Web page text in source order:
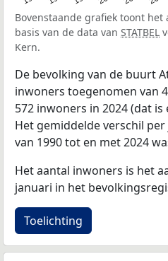
Bovenstaande grafiek toont
basis van de data van STATBEL
Kern.
De bevolking van de buurt
inwoners toegenomen van
572 inwoners in 2024 (dat is
Het gemiddelde verschil
van 1990 tot en met 2024
Het aantal inwoners is het
januari in het
Toelichting